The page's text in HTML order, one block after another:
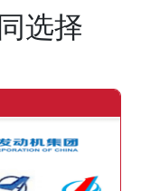
选择